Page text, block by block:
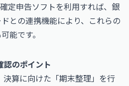
定申告ソフトを利用すれば、銀
との連携機能により、これらの
能です。
認のポイント
算に向けた「期末整理」を行